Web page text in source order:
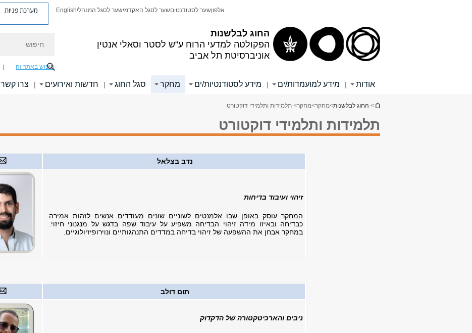
החוג לבלשנות
הפקולטה למדעי הרוח ע"ש לסטר וסאלי אנטין
אוניברסיטת תל אביב
אלפוןשער לסטודנטיםשער לסגל האקדמישער לסגל המנהליEnglish מערכת פניות
חיפוש באתר זה
אודות | מידע למועמדות/ים | מידע לסטודנטיות/ים מחקר סגל החוג | חדשות ואירועים | צרו קשר
הינך נמצא כאן
> החוג לבלשנות>מחקר>מחקר> תלמידות ותלמידי דוקטורט
תלמידות ותלמידי דוקטורט
נדב בצלאל
זיהוי ועיבוד בדיחות
המחקר עוסק באופן שבו אלמנטים לשוניים שונים מעודדים אנשים לזהות אמירה
כבדיחה ובאיזו מידה זיהוי הבדיחה משפיע על עיבוד שפה בדגש על מנגנוני חיזוי.
במחקר אבחן את ההשפעה של זיהוי בדיחה במדדים התנהגותיים ונוירופיזיולוגיים.
תום דולב
ניבים והארכיטקטורה של הדקדוק